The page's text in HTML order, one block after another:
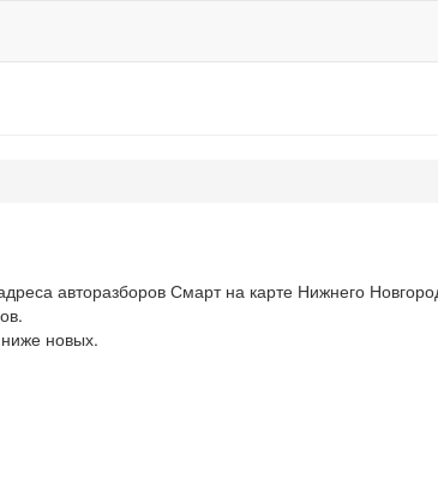
авторазборов Смарт на карте Нижнего
новых.